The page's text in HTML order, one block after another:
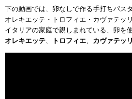
下の動画では、卵なしで作る手打ちパス
オレキエッテ・トロフィエ・カヴァテッ
イタリアの家庭で親しまれている、卵を
オレキエッテ
トロフィエ カヴァテッリ